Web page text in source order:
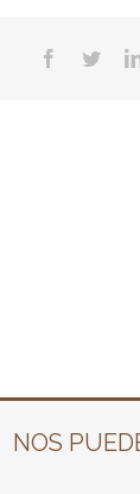
Facebook
NOS